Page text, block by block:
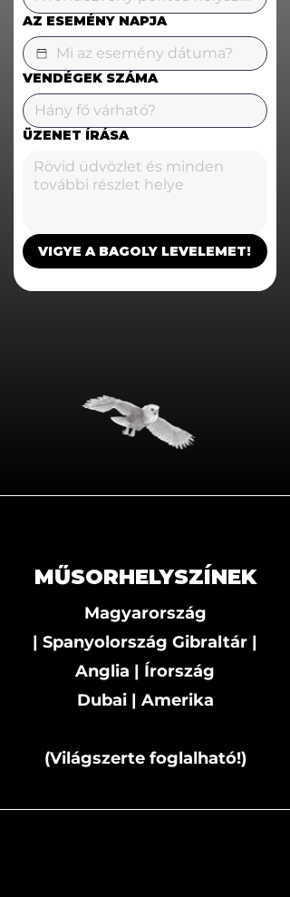
AZ ESEMÉNY NAPJA
VENDÉGEK SZÁMA
ÜZENET ÍRÁSA
VIGYE A BAGOLY LEVELEMET!
MŰSORHELYSZÍNEK
Magyarország
| Spanyolország Gibraltár |
Anglia | Írország
Dubai | Amerika
(Világszerte foglalható!)